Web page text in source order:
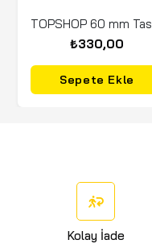
₺330,00
Sepete Ekle
Kolay İade